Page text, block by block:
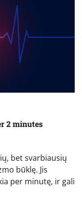
2 minutes
bet svarbiausių
būklę. Jis
per minutę, ir gali